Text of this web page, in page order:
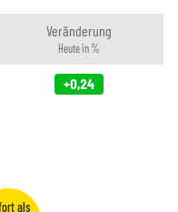
Veränderung
Heute in %
+0,24